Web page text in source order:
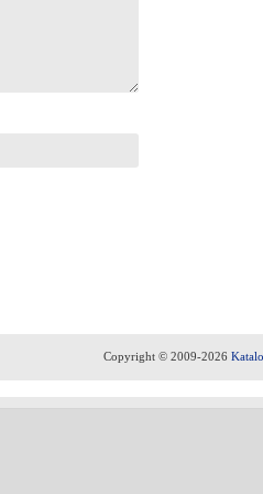
Copyright © 2009-2026